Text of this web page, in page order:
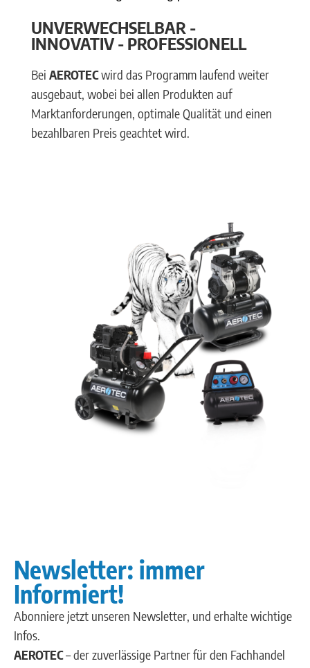
UNVERWECHSELBAR -
INNOVATIV - PROFESSIONELL
Bei AEROTECwird das Programm laufend weiter
ausgebaut, wobei bei allen Produkten auf
Marktanforderungen, optimale Qualität und einen
bezahlbaren Preis geachtet wird.
Newsletter: immer
Informiert!
Abonniere jetzt unseren Newsletter, und erhalte wichtige
Infos.
AEROTEC– der zuverlässige Partner für den Fachhandel